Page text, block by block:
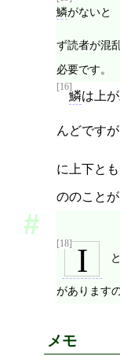
鱗がないと
ず読者が混
必要です。
[16]
鱗は上
んどです
に上下と
ののことが
[18] I
があります
メモ